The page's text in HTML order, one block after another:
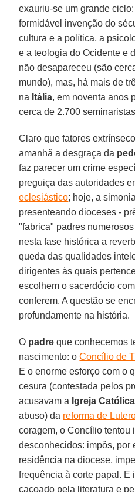
exauriu-se um grande
formidável invenção do
cultura e a política, a
e a teologia do Ocidente e
não desapareceu (são
mundo), mas, há mais de
na Itália, em noventa anos
cerca de 2.700
Claro que fatores
amanhã a desgraça da
faz parecer um crime
preguiça das autoridades
eclesiástico; hoje, a
presenteando dioceses -
"fabrica" padres
nesta fase histórica a
queda das qualidades
dirigentes às quais
escolhem o sacerdócio
conferem. A questão se
profundamente na história.
O padre que conhecemos
nascimento: oConcílio de
E o enorme esforço com o
cesura (contestada pelos
acusavam a Igreja Católica
abuso) da reforma de
coragem, o Concílio tentou
desconhecidos: impôs, por
residência na diocese,
frequência à corte papal. E
caçoado pela literatura e